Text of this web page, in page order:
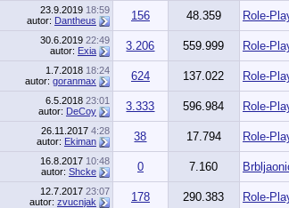
23.9.2019 18:59
autor: Dantheus 156 48.359
Role-
30.6.2019 22:49
autor: Exia 3.206 559.999
Role-
1.7.2018 18:24
autor: goranmax 624 137.022
Role-
6.5.2018 23:01
autor: DeCoy 3.333 596.984
Role-
26.11.2017 4:28
autor: Ekiman 38 17.794
Role-
16.8.2017 10:48
autor: Shcke 0 7.160
12.7.2017 23:07
autor: zvucnjak 178 290.383
Role-